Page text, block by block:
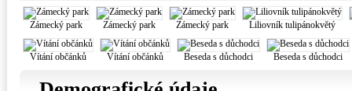
Zámecký park Zámecký park Zámecký park Liliovník tulipánokvětý
Vítání občánků Vítání občánků Beseda s důchodci Beseda s důchodci